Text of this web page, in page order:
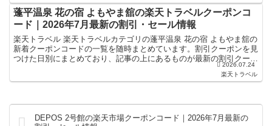
蓬平温泉 花の宿 よもやま舘の楽天トラベルクーポンコ
ード｜2026年7月最新の割引・セール情報
楽天トラベル 楽天トラベルカテゴリの蓬平温泉 花の宿 よもやま舘の
新着クーポンコードの一覧を随時まとめています。割引クーポンを見
つけた日別にまとめており、記事の上にあるものが最新の割引クーポ
ンになります。ホテル・旅館宿泊の予約などで使えるク...
2026.07.24
楽天トラベル
DEPOS 2号館の楽天市場クーポンコード｜2026年7月最新の